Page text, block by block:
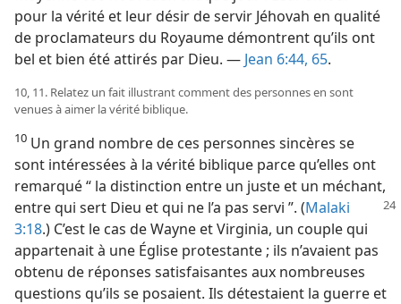
pour la vérité et leur désir de servir Jéhovah en qualité
de proclamateurs du Royaume démontrent qu’ils ont
bel et bien été attirés par Dieu. — Jean 6:44, 65.
10, 11. Relatez un fait illustrant comment des personnes en sont
venues à aimer la vérité biblique.
10 Un grand nombre de ces personnes sincères se
sont intéressées à la vérité biblique parce qu’elles ont
remarqué “ la distinction entre un juste et un méchant,
entre qui sert Dieu et qui ne l’a pas servi ”. (Malaki
3:18.) C’est le cas de Wayne et Virginia, un couple qui
appartenait à une Église protestante ; ils n’avaient pas
obtenu de réponses satisfaisantes aux nombreuses
questions qu’ils se posaient. Ils détestaient la guerre et